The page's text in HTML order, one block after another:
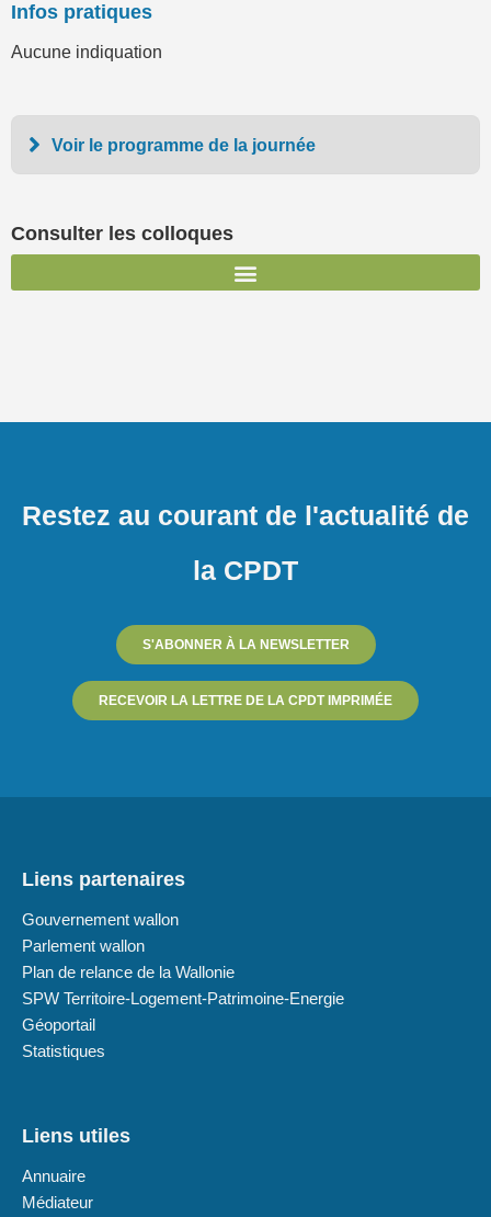
Infos pratiques
Aucune indiquation
Voir le programme de la journée
Consulter les colloques
Restez au courant de l'actualité de
la CPDT
S'ABONNER À LA NEWSLETTER
RECEVOIR LA LETTRE DE LA CPDT IMPRIMÉE
Liens partenaires
Gouvernement wallon
Parlement wallon
Plan de relance de la Wallonie
SPW Territoire-Logement-Patrimoine-Energie
Géoportail
Statistiques
Liens utiles
Annuaire
Médiateur